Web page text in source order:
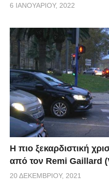
6 ΙΑΝΟΥΑΡΊΟΥ, 2022
Η πιο ξεκαρδιστική
από τον Remi Gaillard
20 ΔΕΚΕΜΒΡΊΟΥ, 2021